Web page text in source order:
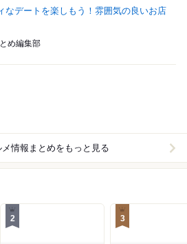
なデートを楽しもう！雰囲気の良いお店
め編集部
情報まとめをもっと見る
2 3